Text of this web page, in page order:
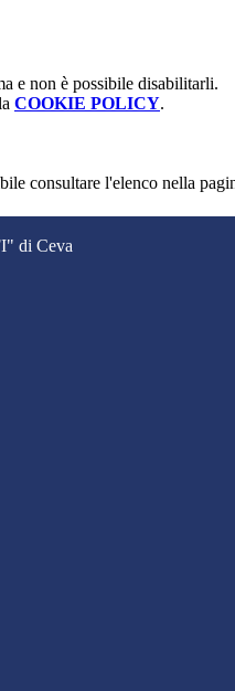
e non è possibile disabilitarli.
COOKIE POLICY.
consultare l'elenco nella
di Ceva